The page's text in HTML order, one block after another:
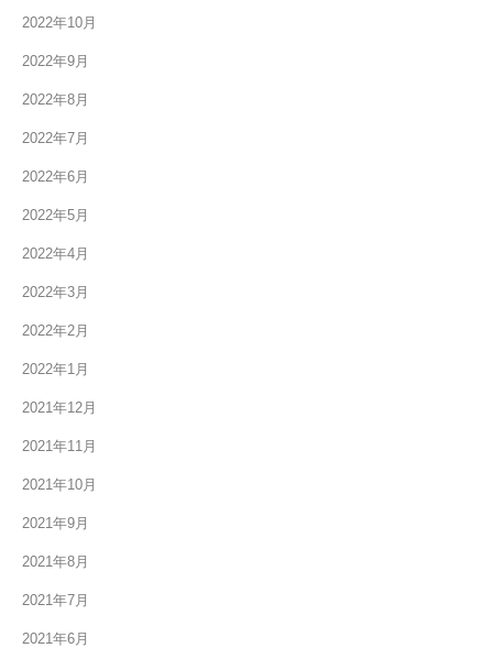
2022年10月
2022年9月
2022年8月
2022年7月
2022年6月
2022年5月
2022年4月
2022年3月
2022年2月
2022年1月
2021年12月
2021年11月
2021年10月
2021年9月
2021年8月
2021年7月
2021年6月